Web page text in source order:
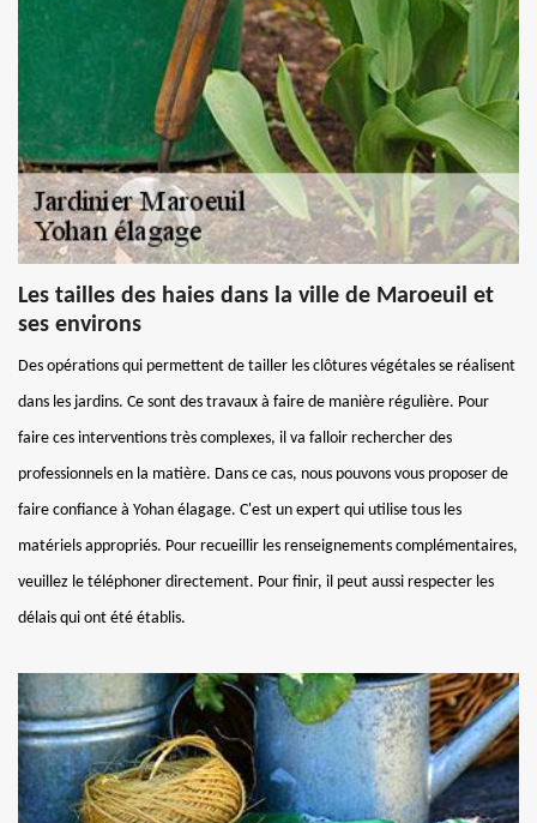
Les tailles des haies dans la ville de Maroeuil et
ses environs
Des opérations qui permettent de tailler les clôtures végétales se réalisent
dans les jardins. Ce sont des travaux à faire de manière régulière. Pour
faire ces interventions très complexes, il va falloir rechercher des
professionnels en la matière. Dans ce cas, nous pouvons vous proposer de
faire confiance à Yohan élagage. C'est un expert qui utilise tous les
matériels appropriés. Pour recueillir les renseignements complémentaires,
veuillez le téléphoner directement. Pour finir, il peut aussi respecter les
délais qui ont été établis.